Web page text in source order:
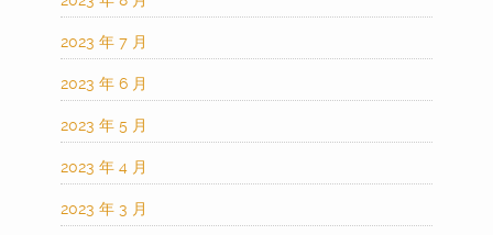
2023 年 7 月
2023 年 6 月
2023 年 5 月
2023 年 4 月
2023 年 3 月